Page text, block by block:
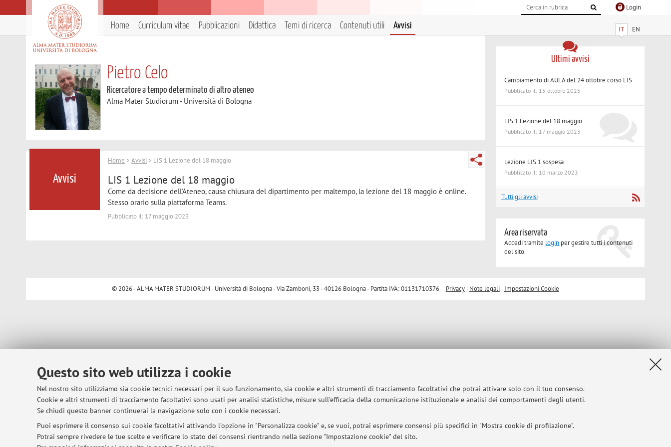
Questo sito web utilizza i cookie
Nel nostro sito utilizziamo sia cookie tecnici necessari per il suo funzionamento, sia cookie e altri strumenti di tracciamento facoltativi che potrai attivare solo con il tuo consenso.
Cookie e altri strumenti di tracciamento facoltativi sono usati per analisi statistiche, misure sull'efficacia della comunicazione istituzionale e analisi dei comportamenti degli utenti.
Se chiudi questo banner continuerai la navigazione solo con i cookie necessari.
Puoi esprimere il consenso sui cookie facoltativi attivando l'opzione in "Personalizza cookie" e, se vuoi, potrai esprimere consensi più specifici in "Mostra cookie di profilazione".
Potrai sempre rivedere le tue scelte e verificare lo stato dei consensi rientrando nella sezione "Impostazione cookie" del sito.
Login
IT EN
Home Curriculum vitae Pubblicazioni Didattica Temi di ricerca Contenuti utili Avvisi
Pietro Celo
Ricercatore a tempo determinato di altro ateneo
Alma Mater Studiorum - Università di Bologna
Avvisi
Home >Avvisi > LIS 1 Lezione del 18 maggio
LIS 1 Lezione del 18 maggio
Come da decisione dell'Ateneo, causa chiusura del dipartimento per maltempo, la lezione del 18 maggio è online.
Stesso orario sulla piattaforma Teams.
Pubblicato il: 17 maggio 2023
Ultimi avvisi
Cambiamento di AULA del 24 ottobre corso LIS
Pubblicato il: 15 ottobre 2025
LIS 1 Lezione del 18 maggio
Pubblicato il: 17 maggio 2023
Lezione LIS 1 sospesa
Pubblicato il: 10 marzo 2023
Tutti gli avvisi
Area riservata
Accedi tramite login per gestire tutti i contenuti
del sito.
© 2026 - ALMA MATER STUDIORUM - Università di Bologna - Via Zamboni, 33 - 40126 Bologna - Partita IVA: 01131710376 Privacy| Note legali| Impostazioni Cookie